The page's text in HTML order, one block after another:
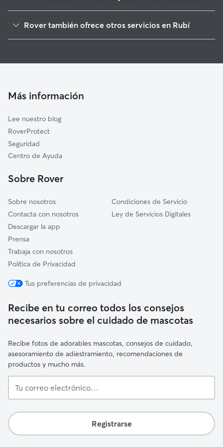
Badia del Vallès
Ullastrell
Terrassa
Barberà del Vallès
Cerdanyola del Vallès
Viladecavalls
Rover también ofrece otros servicios en Rubí
Cuidadores a domicilio en Rubi
Más información
Lee nuestro blog
RoverProtect
Seguridad
Centro de Ayuda
Sobre Rover
Sobre nosotros
Contacta con nosotros
Descargar la app
Prensa
Trabaja con nosotros
Política de Privacidad
Condiciones de Servicio
Ley de Servicios Digitales
Tus preferencias de privacidad
Recibe en tu correo todos los consejos
necesarios sobre el cuidado de mascotas
Recibe fotos de adorables mascotas, consejos de cuidado,
asesoramiento de adiestramiento, recomendaciones de
productos y mucho más.
correo
Registrarse